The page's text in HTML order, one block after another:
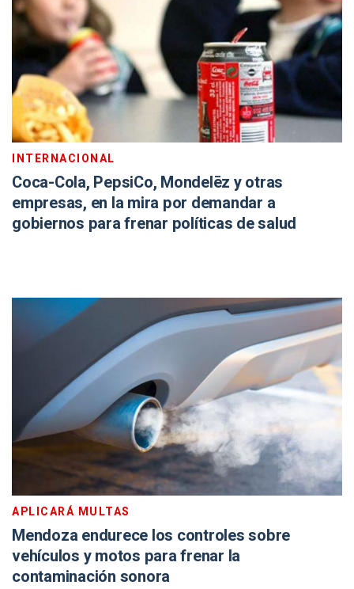
INTERNACIONAL
Coca-Cola, PepsiCo, Mondelēz y otras
empresas, en la mira por demandar a
gobiernos para frenar políticas de salud
APLICARÁ MULTAS
Mendoza endurece los controles sobre
vehículos y motos para frenar la
contaminación sonora